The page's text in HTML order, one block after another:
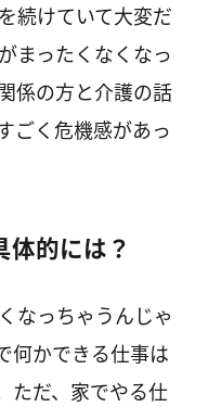
続けていて大変だ
まったくなくなっ
係の方と介護の話
ごく危機感があっ
体的には？
なっちゃうんじゃ
何かできる仕事は
ただ、家でやる仕